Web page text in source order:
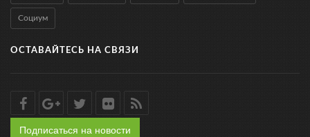
Социум
ОСТАВАЙТЕСЬ НА СВЯЗИ
Подписаться на новости